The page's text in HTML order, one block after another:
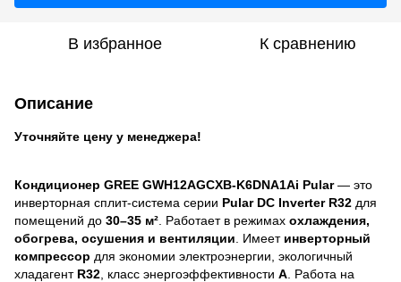
В избранное К сравнению
Описание
Уточняйте цену у менеджера!
Кондиционер GREE GWH12AGCXB-K6DNA1Ai Pular— это
инверторная сплит-система серии Pular DC Inverter R32 для
помещений до 30–35 м² . Работает в режимах охлаждения,
обогрева, осушения и вентиляции . Имеет инверторный
компрессор для экономии электроэнергии, экологичный
хладагент R32 , класс энергоэффективности A . Работа на